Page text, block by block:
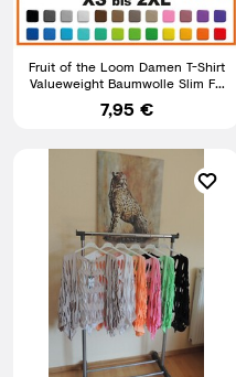
Fruit of the Loom Damen T-Shirt
Valueweight Baumwolle Slim Fit
Kurzarm Basic
7,95 €